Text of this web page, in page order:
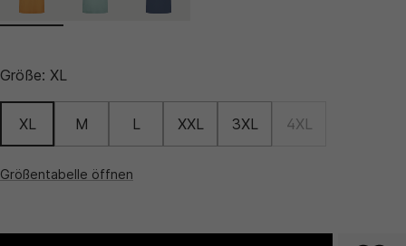
Größe: XL
XL M L XXL 3XL 4XL
Größentabelle öffnen